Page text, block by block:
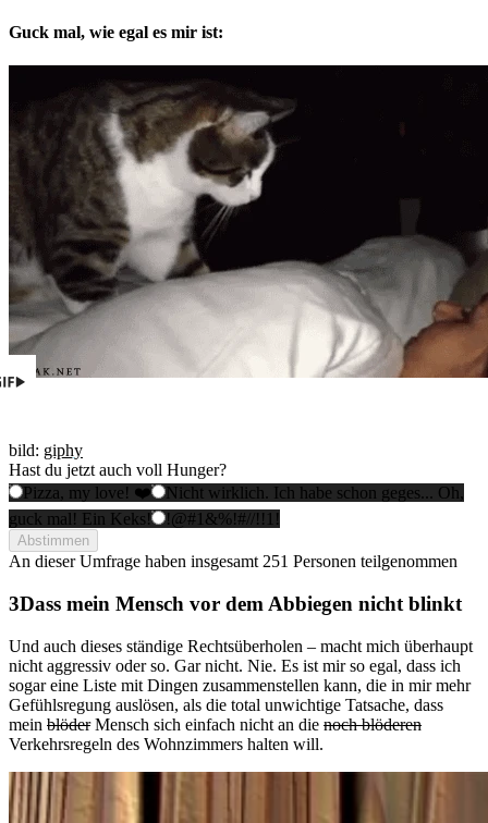
Guck mal, wie egal es mir ist:
bild: giphy
Hast du jetzt auch voll Hunger?
Pizza, my love! ❤️
Nicht wirklich. Ich habe schon geges... Oh,
guck mal! Ein Keks!
!@#1&%!#//!!1!
Abstimmen
An dieser Umfrage haben insgesamt 251 Personen teilgenommen
Dass mein Mensch vor dem Abbiegen nicht blinkt
Und auch dieses ständige Rechtsüberholen – macht mich überhaupt
nicht aggressiv oder so. Gar nicht. Nie. Es ist mir so egal, dass ich
sogar eine Liste mit Dingen zusammenstellen kann, die in mir mehr
Gefühlsregung auslösen, als die total unwichtige Tatsache, dass
mein blöderMensch sich einfach nicht an die noch blöderen
Verkehrsregeln des Wohnzimmers halten will.